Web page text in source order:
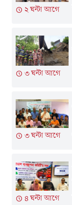
২ ঘন্টা আগে
৩ ঘন্টা আগে
৩ ঘন্টা আগে
৪ ঘন্টা আগে